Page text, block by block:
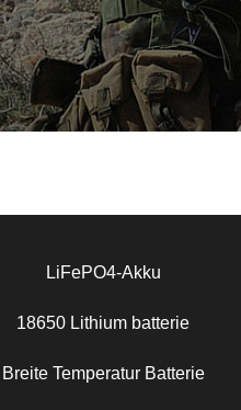
LiFePO4-Akku
18650 Lithium batterie
Breite Temperatur Batterie